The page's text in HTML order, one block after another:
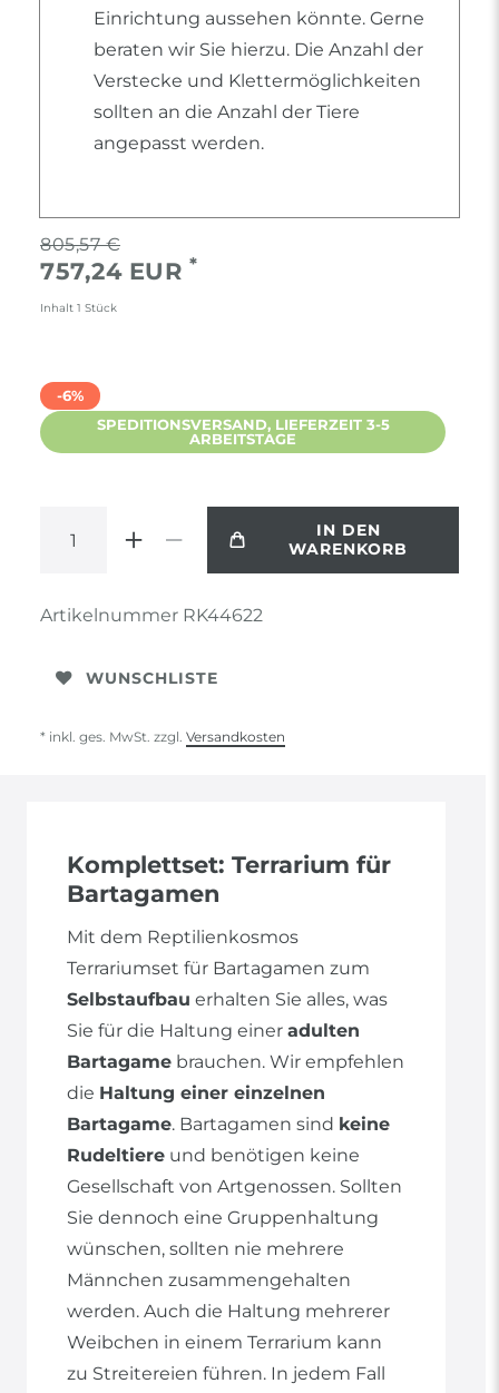
Einrichtung aussehen könnte. Gerne
beraten wir Sie hierzu. Die Anzahl der
Verstecke und Klettermöglichkeiten
sollten an die Anzahl der Tiere
angepasst werden.
805,57 €
757,24 EUR *
Inhalt 1 Stück
-6%
SPEDITIONSVERSAND, LIEFERZEIT 3-5
ARBEITSTAGE
IN DEN
WARENKORB
Artikelnummer RK44622
WUNSCHLISTE
* inkl. ges. MwSt. zzgl. Versandkosten
Komplettset: Terrarium für
Bartagamen
Mit dem Reptilienkosmos
Terrariumset für Bartagamen zum
Selbstaufbau erhalten Sie alles, was
Sie für die Haltung einer adulten
Bartagame brauchen. Wir empfehlen
die Haltung einer einzelnen
Bartagame. Bartagamen sind keine
Rudeltiere und benötigen keine
Gesellschaft von Artgenossen. Sollten
Sie dennoch eine Gruppenhaltung
wünschen, sollten nie mehrere
Männchen zusammengehalten
werden. Auch die Haltung mehrerer
Weibchen in einem Terrarium kann
zu Streitereien führen. In jedem Fall